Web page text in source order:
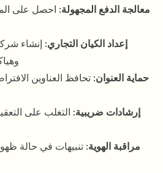
معالجة الدفع المجهولة: احصل على
إعداد الكيان التجاري: إنشاء
حماية العنوان: تحافظ العناوين
إرشادات ضريبية: التغلب على
مراقبة الهوية: تنبيهات في حالة